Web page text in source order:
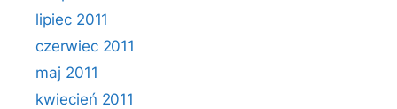
lipiec 2011
czerwiec 2011
maj 2011
kwiecień 2011